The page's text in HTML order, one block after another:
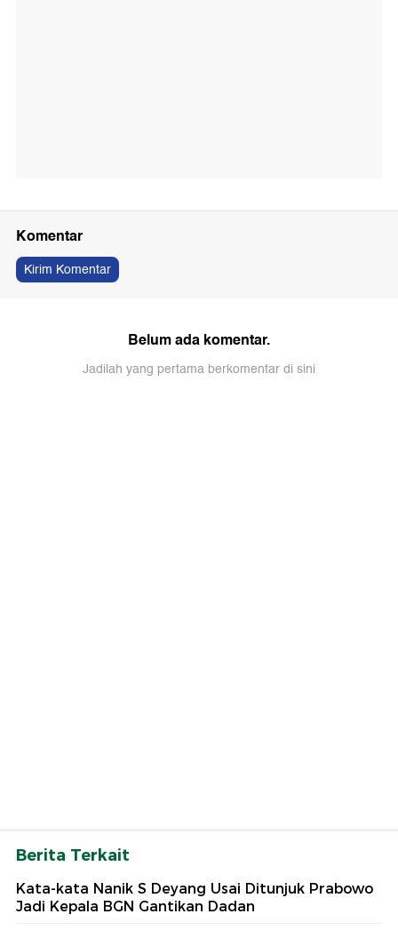
Komentar
Kirim Komentar
Belum ada komentar.
Jadilah yang pertama berkomentar di sini
Berita Terkait
Kata-kata Nanik S Deyang Usai Ditunjuk Prabowo
Jadi Kepala BGN Gantikan Dadan